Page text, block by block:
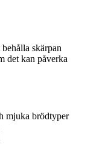
skärpan
det kan påverka
mjuka brödtyper